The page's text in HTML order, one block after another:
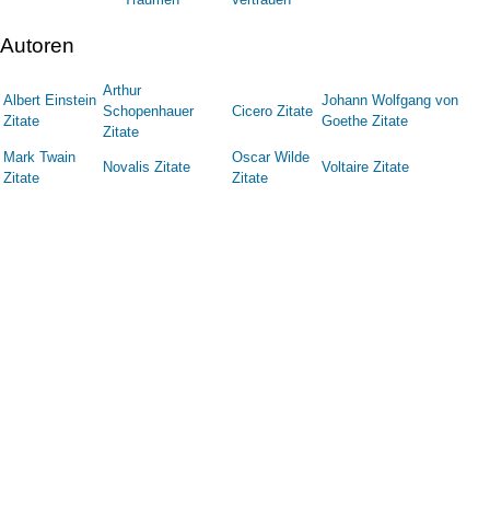
Autoren
Albert Einstein
Zitate
Arthur
Schopenhauer
Zitate
Cicero Zitate
Johann Wolfgang von
Goethe Zitate
Mark Twain
Zitate
Novalis Zitate
Oscar Wilde
Zitate
Voltaire Zitate